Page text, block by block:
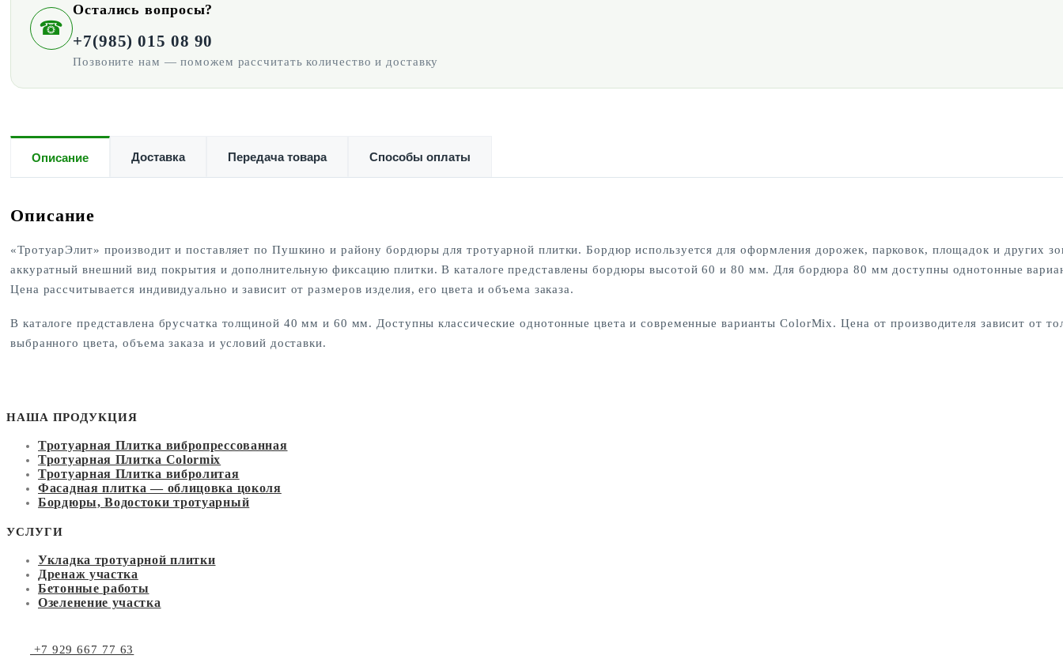
☎
Остались вопросы?
+7(985) 015 08 90
Позвоните нам — поможем рассчитать количество и доставку
Описание Доставка Передача товара Способы оплаты
Описание
«ТротуарЭлит» производит и поставляет по Пушкино и району бордюры для тротуарной плитки. Бордюр используется для оформления дорожек, парковок, площадок и других
аккуратный внешний вид покрытия и дополнительную фиксацию плитки. В каталоге представлены бордюры высотой 60 и 80 мм. Для бордюра 80 мм доступны однотонные
Цена рассчитывается индивидуально и зависит от размеров изделия, его цвета и объема заказа.
В каталоге представлена брусчатка толщиной 40 мм и 60 мм. Доступны классические однотонные цвета и современные варианты ColorMix. Цена от производителя зависит от
выбранного цвета, объема заказа и условий доставки.
НАША ПРОДУКЦИЯ
Тротуарная Плитка вибропрессованная
Тротуарная Плитка Colormix
Тротуарная Плитка вибролитая
Фасадная плитка — облицовка цоколя
Бордюры, Водостоки тротуарный
УСЛУГИ
Укладка тротуарной плитки
Дренаж участка
Бетонные работы
Озеленение участка
+7 929 667 77 63